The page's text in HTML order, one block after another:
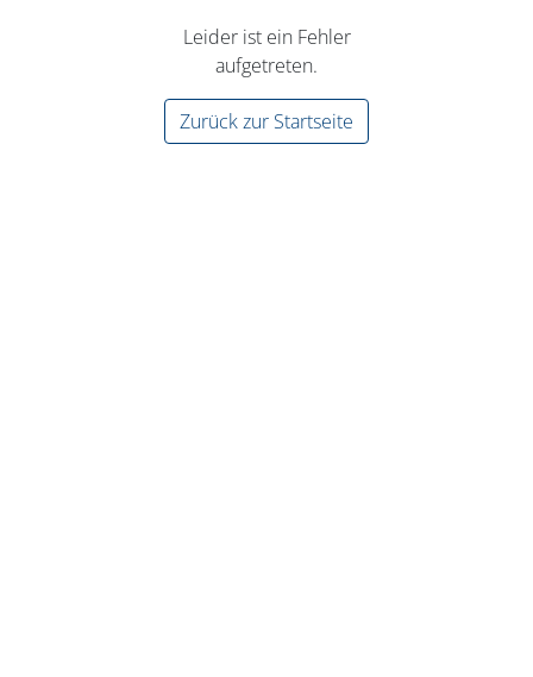
Leider ist ein Fehler
aufgetreten.
Zurück zur Startseite